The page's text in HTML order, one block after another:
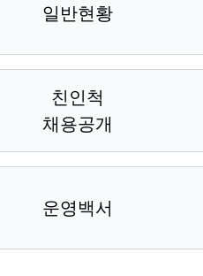
일반현황
친인척
채용공개
운영백서